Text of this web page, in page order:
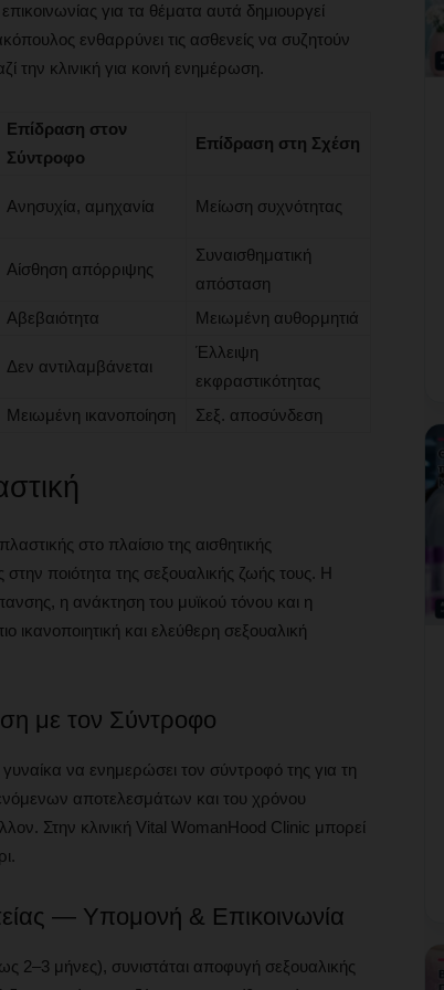
για τα θέματα αυτά δημιουργεί
ενθαρρύνει τις ασθενείς να συζητούν
την κλινική για κοινή ενημέρωση.
Επίδραση στον
Σύντροφο
Επίδραση στη Σχέση
Ανησυχία, αμηχανία Μείωση συχνότητας
Αίσθηση απόρριψης
Συναισθηματική
απόσταση
Αβεβαιότητα Μειωμένη αυθορμητιά
Δεν αντιλαμβάνεται
Έλλειψη
εκφραστικότητας
Μειωμένη ικανοποίηση Σεξ. αποσύνδεση
στο πλαίσιο της αισθητικής
στην ποιότητα της σεξουαλικής ζωής τους. Η
η ανάκτηση του μυϊκού τόνου και η
ικανοποιητική και ελεύθερη σεξουαλική
με τον Σύντροφο
να ενημερώσει τον σύντροφό της για τη
αποτελεσμάτων και του χρόνου
Στην κλινική Vital WomanHood Clinic μπορεί
— Υπομονή & Επικοινωνία
2–3 μήνες), συνιστάται αποφυγή σεξουαλικής